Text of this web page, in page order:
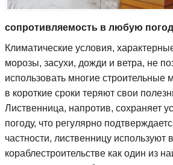
сопротивляемость в любую
Климатические условия,
морозы, засухи, дожди и ветра, не
использовать многие строительные
в короткие сроки теряют свои
Лиственница, напротив, сохраняет
погоду, что регулярно
частности, лиственницу используют в
кораблестроительстве как один из